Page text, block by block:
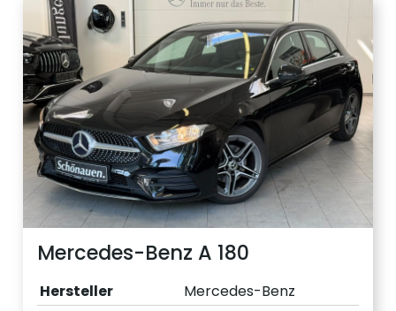
Mercedes-Benz A 180
Hersteller
Mercedes-Benz